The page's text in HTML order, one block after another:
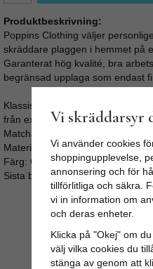
Produktbeskrivning:
Poppins Clothing väljer
skräddare plaggen i hemmet på
Garanterat hög kvalité, bra
begränsad upplaga som endast
Klassisk klänning i 40-tals stil
från exklusiva Poppins Clothing.
Matchande klädda knappar och
Material: 100% Bomull
Färg: Grön botten med mönster
Sista bilden är storleksguide
Vi skräddarsyr
Vi använder cookies
shoppingupplevelse,
annonsering och för
tillförlitliga och säkra.
vi in information om
och deras enheter.
Klicka på "Okej" om
välj vilka cookies du
stänga av genom att